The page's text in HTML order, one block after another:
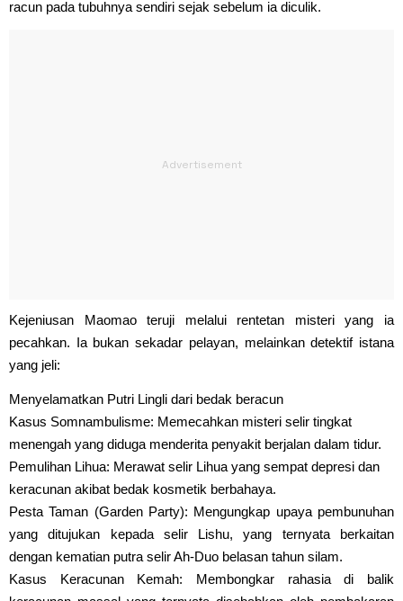
racun pada tubuhnya sendiri sejak sebelum ia diculik.
Kejeniusan Maomao teruji melalui rentetan misteri yang ia
pecahkan. Ia bukan sekadar pelayan, melainkan detektif istana
yang jeli:
Menyelamatkan Putri Lingli dari bedak beracun
Kasus Somnambulisme: Memecahkan misteri selir tingkat
menengah yang diduga menderita penyakit berjalan dalam tidur.
Pemulihan Lihua: Merawat selir Lihua yang sempat depresi dan
keracunan akibat bedak kosmetik berbahaya.
Pesta Taman (Garden Party): Mengungkap upaya pembunuhan
yang ditujukan kepada selir Lishu, yang ternyata berkaitan
dengan kematian putra selir Ah-Duo belasan tahun silam.
Kasus Keracunan Kemah: Membongkar rahasia di balik